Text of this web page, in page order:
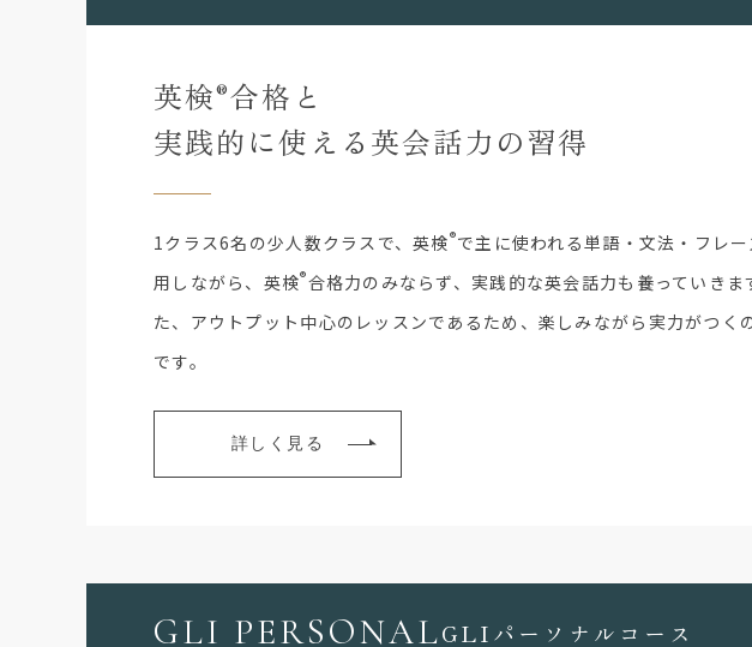
英検®合格と
実践的に使える英会話力の習得
1クラス6名の少人数クラスで、英検®で主に使われる単語・文法・フレー
用しながら、英検®合格力のみならず、実践的な英会話力も養っていきま
た、アウトプット中心のレッスンであるため、楽しみながら実力がつく
です。
詳しく見る
GLI PERSONALGLIパーソナルコース